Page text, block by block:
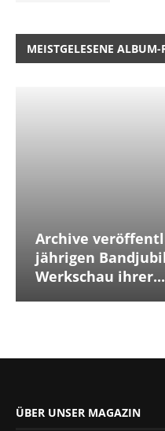
MEISTGELESENE ALBUM-
Archive
jährigen
Werkschau ihrer...
ÜBER UNSER MAGAZIN